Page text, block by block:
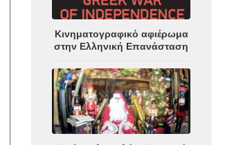
Κινηματογραφικό αφιέρωμα
στην Ελληνική Επανάσταση